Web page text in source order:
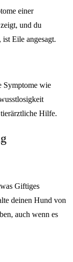
einer
und du
ist Eile angesagt.
Symptome wie
Hilfe.
Giftiges
deinen Hund von
auch wenn es